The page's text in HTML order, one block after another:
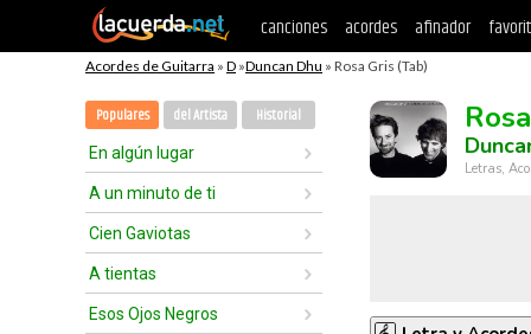
canciones acordes afinador
Acordes de Guitarra » D »Duncan Dhu » Rosa Gris (Tab)
Populares del Artista Historial
En algún lugar
A un minuto de ti
Cien Gaviotas
A tientas
Esos Ojos Negros
Letras,